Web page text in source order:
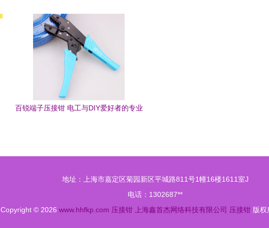
百锐端子压接钳 电工与DIY爱好者的专业
地址：上海市嘉定区菊园新区平城路811号1幢16楼1611室J
电话：1302687**
Copyright © 2026 www.hhfkp.com 压接钳 上海鑫首杰网络科技有限公司 压接钳 版权